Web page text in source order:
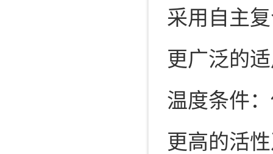
采用自主
更广泛的
温度条件
更高的活